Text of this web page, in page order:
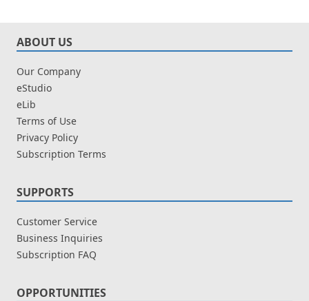
ABOUT US
Our Company
eStudio
eLib
Terms of Use
Privacy Policy
Subscription Terms
SUPPORTS
Customer Service
Business Inquiries
Subscription FAQ
OPPORTUNITIES